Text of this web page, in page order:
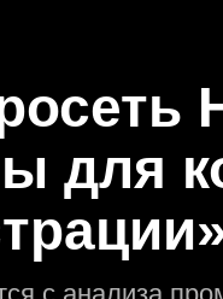
для
с анализа